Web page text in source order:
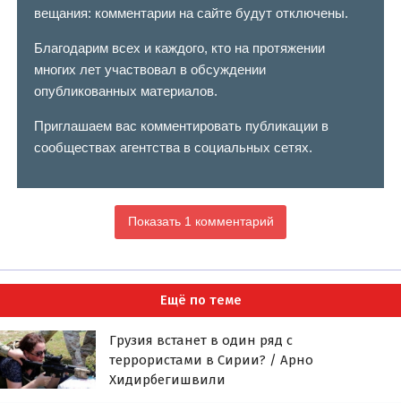
вещания: комментарии на сайте будут отключены.
Благодарим всех и каждого, кто на протяжении
многих лет участвовал в обсуждении
опубликованных материалов.
Приглашаем вас комментировать публикации в
сообществах агентства в социальных сетях.
Показать 1 комментарий
Ещё по теме
Грузия встанет в один ряд с
террористами в Сирии? / Арно
Хидирбегишвили